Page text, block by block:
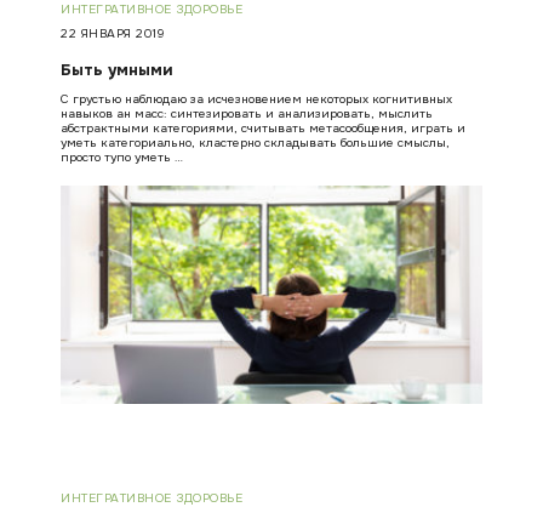
ИНТЕГРАТИВНОЕ ЗДОРОВЬЕ
22 ЯНВАРЯ 2019
Быть умными
С грустью наблюдаю за исчезновением некоторых когнитивных
навыков ан масс: синтезировать и анализировать, мыслить
абстрактными категориями, считывать метасообщения, играть и
уметь категориально, кластерно складывать большие смыслы,
просто тупо уметь …
ИНТЕГРАТИВНОЕ ЗДОРОВЬЕ